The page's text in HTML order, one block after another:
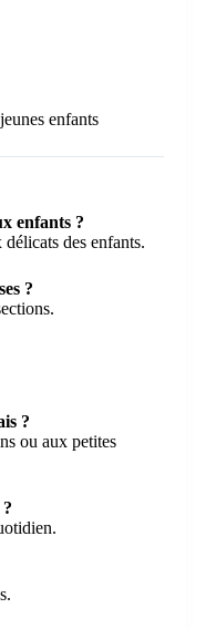
enfants
enfants ?
des enfants.
?
?
ou aux petites